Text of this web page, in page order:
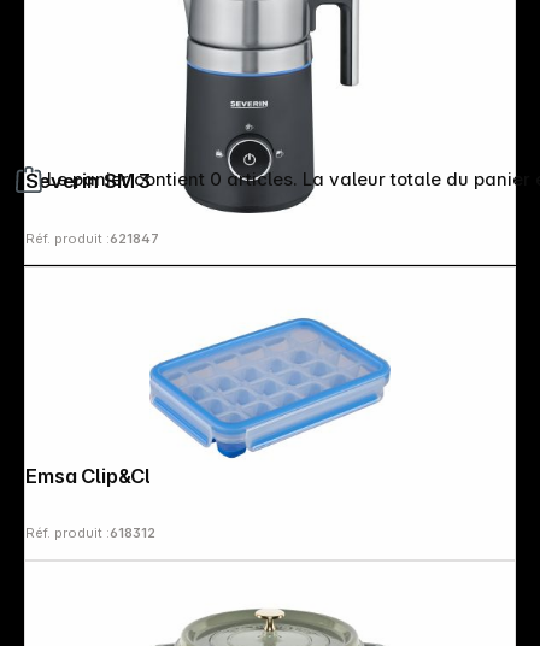
Le panier contient 0 articles. La valeur totale du panier
Severin SM 3585
Réf. produit :621847
Réf. produit :618312